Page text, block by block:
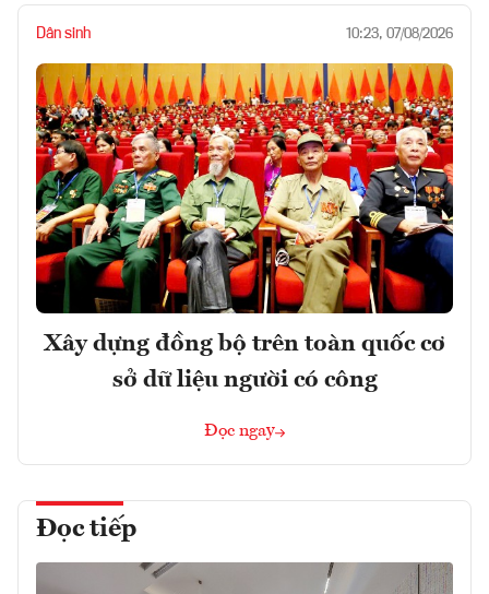
Dân sinh 10:23, 07/08/2026
Xây dựng đồng bộ trên toàn quốc cơ
sở dữ liệu người có công
Đọc ngay
Đọc tiếp